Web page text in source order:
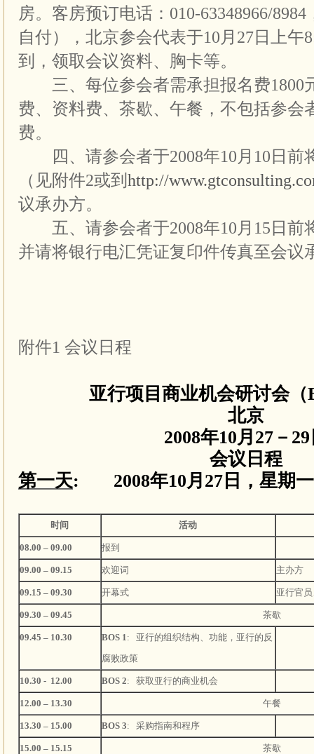
房。客房预订电话：010-63348966/
自付），北京参会代表于10月27日上午
到，领取会议资料、胸卡等。
三、每位参会者需承担报名费1800
费、资料费、茶歇、午餐，不包括参会
费。
四、请参会者于2008年10月10日前
（见附件2或到 http://
议承办方。
五、请参会者于2008年10月15日前
并请将银行电汇凭证复印件传真至会议
附件1 会议日程
亚行项目商业机会研讨会（
北京
2008年10月 27 － 29
会议日程
第一天: 2008年10月 27 日，星期一
时间 活动
08.00 – 09.00 报到
09.00 – 09.15 欢迎词 主办方
09.15 – 09.30 开幕式 亚行官
09.30 – 09.45 茶歇
09.45 – 10.30 BOS 1: 亚行的组织结构、功能，亚行的反
腐败政策
10.30 - 12.00 BOS 2: 获取亚行的商业机会
12.00 – 13.30 午餐
13.30 – 15.00 BOS 3: 采购指南和程序
15.00 – 15.15 茶歇